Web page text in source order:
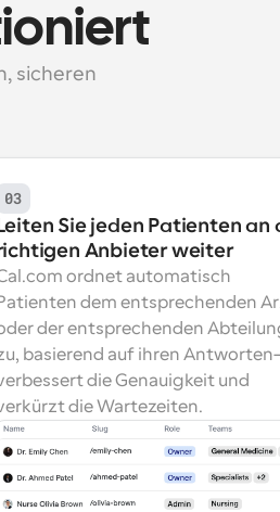
sicheren
03
Leiten Sie jeden Patienten an
Anbieter weiter
ordnet automatisch
dem entsprechenden
der entsprechenden
basierend auf ihren
die Genauigkeit und
die Wartezeiten.